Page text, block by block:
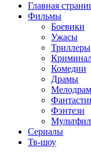
Главная
Фильмы
Боевики
Ужасы
Триллеры
Комедии
Драмы
Фэнтези
Сериалы
Тв-шоу